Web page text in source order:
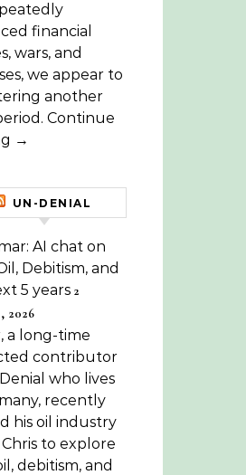
financial
wars, and
we appear to
another
Continue
→
UN-DENIAL
AI chat on
Debitism, and
5 years 2
2026
a long-time
contributor
who lives
recently
his oil industry
to explore
debitism, and